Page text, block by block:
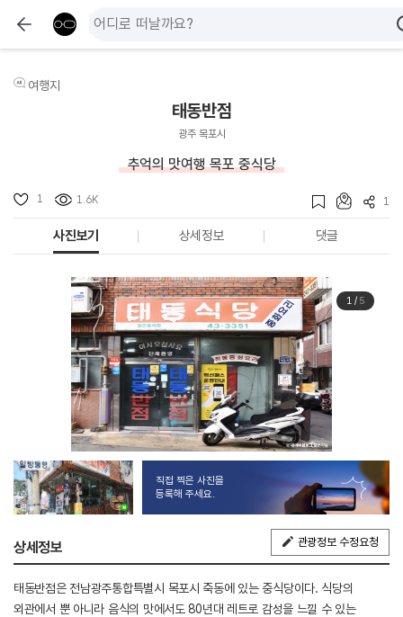
여행지
태동반점
광주 목포시
추억의 맛여행 목포 중식당
1 1.6K 1
사진보기 상세정보 댓글
1/ 5
직접 찍은 사진을
등록해 주세요.
상세정보 관광정보 수정요청
태동반점은 전남광주통합특별시 목포시 죽동에 있는 중식당이다. 식당의
외관에서 뿐 아니라 음식의 맛에서도 80년대 레트로 감성을 느낄 수 있는